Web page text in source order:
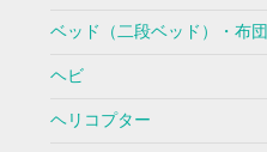
ベッド（二段ベッド）・布団
ヘビ
ヘリコプター